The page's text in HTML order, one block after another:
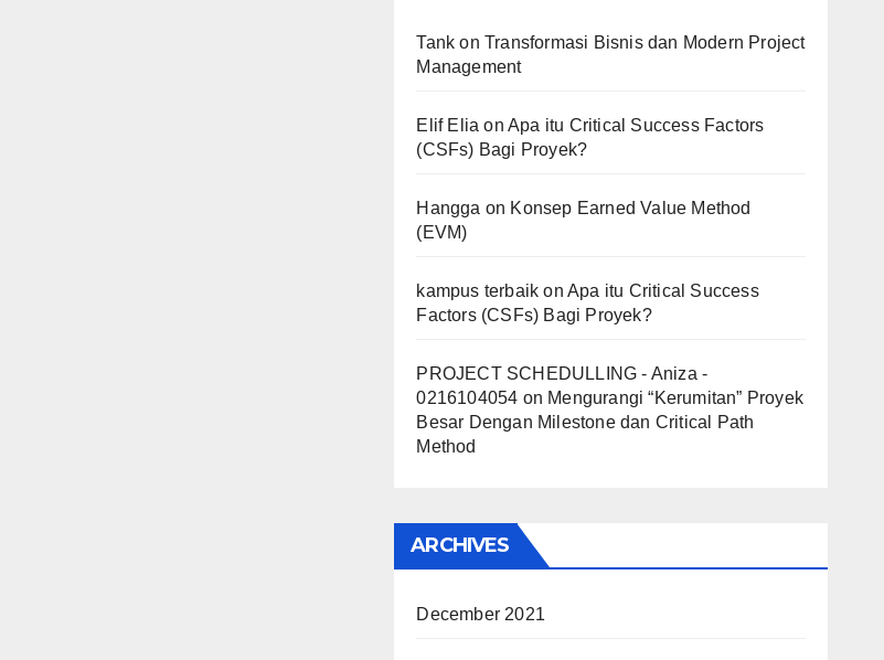
Tank on Transformasi Bisnis dan Modern Project
Management
Elif Elia on Apa itu Critical Success Factors
(CSFs) Bagi Proyek?
Hangga on Konsep Earned Value Method
(EVM)
kampus terbaik on Apa itu Critical Success
Factors (CSFs) Bagi Proyek?
PROJECT SCHEDULLING - Aniza -
0216104054 on Mengurangi “Kerumitan” Proyek
Besar Dengan Milestone dan Critical Path
Method
ARCHIVES
December 2021